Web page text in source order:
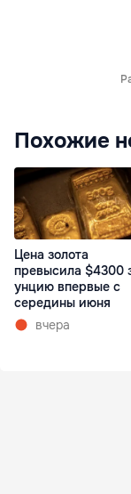
Похожие
Цена золота
превысила $4300
унцию впервые с
середины июня
вчера